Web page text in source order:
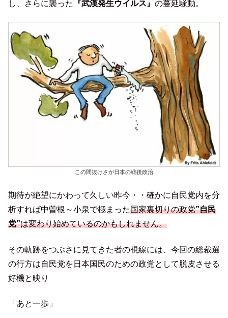
し、さらに襲った
『武漢発生ウイルス』 の蔓延騒動。
この間抜けさが日本の戦後政治
期待が絶望にかわって久しい昨今・・確かに自民党内を分
析すれば中曽根～小泉で極まった国家裏切りの政党”自民
党”は変わり始めているのかもしれません。
その軌跡をつぶさに見てきた者の視線には、今回の総裁選
の行方は自民党を日本国民のための政党として脱皮させる
好機と映り
「あと一歩」